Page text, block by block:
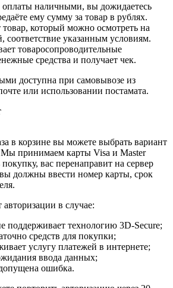
наличными, вы дожидаетесь
ему сумму за товар в рублях.
товар, который можно осмотреть на
соответствие указанным условиям.
товаросопроводительные
средства и получает чек.
доступна при самовывозе из
или использовании постамата.
в корзине вы можете выбрать вариант
принимаем карты Visa и Master
вас перенаправит на сервер
должны ввести номер карты, срок
авторизации в случае:
поддерживает технологию 3D-Secure;
средств для покупки;
услугу платежей в интернете;
ввода данных;
ошибка.